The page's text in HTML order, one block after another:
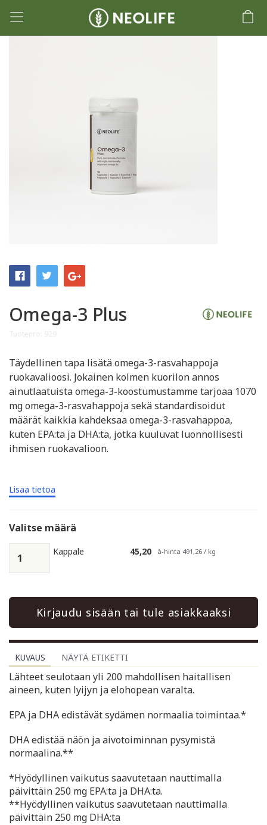
Omega-3 Plus
Täydellinen tapa lisätä omega-3-rasvahappoja
ruokavalioosi. Jokainen kolmen kuorilon annos
ainutlaatuista omega-3-koostumustamme tarjoaa 1070
mg omega-3-rasvahappoja sekä standardisoidut
määrät kaikkia kahdeksaa omega-3-rasvahappoa,
kuten EPA:ta ja DHA:ta, jotka kuuluvat luonnollisesti
ihmisen ruokavalioon.
Lisää tietoa
Valitse määrä
Kappale 45,20 à-hinta 491,26 / kg
Kirjaudu sisään tai tule asiakkaaksi
KUVAUS NÄYTÄ ETIKETTI
Lähteet seulotaan yli 200 mahdollisen haitallisen
aineen, kuten lyijyn ja elohopean varalta.
EPA ja DHA edistävät sydämen normaalia toimintaa.*
DHA edistää näön ja aivotoiminnan pysymistä
normaalina.**
*Hyödyllinen vaikutus saavutetaan nauttimalla
päivittäin 250 mg EPA:ta ja DHA:ta.
**Hyödyllinen vaikutus saavutetaan nauttimalla
päivittäin 250 mg DHA:ta